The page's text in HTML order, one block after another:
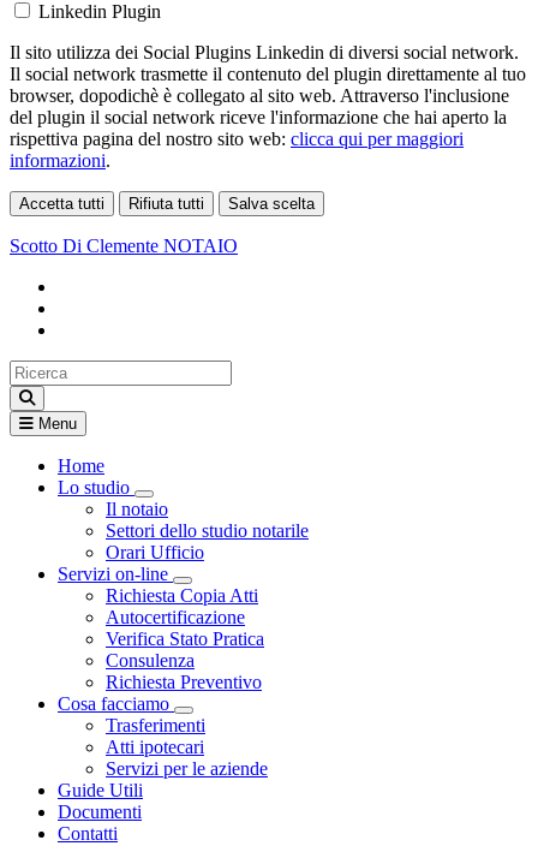
Linkedin Plugin
Il sito utilizza dei Social Plugins Linkedin di diversi social network.
Il social network trasmette il contenuto del plugin direttamente al tuo
browser, dopodichè è collegato al sito web. Attraverso l'inclusione
del plugin il social network riceve l'informazione che hai aperto la
rispettiva pagina del nostro sito web: clicca qui per maggiori
informazioni.
Accetta tutti Rifiuta tutti Salva scelta
Scotto Di Clemente NOTAIO
Menu
Home
Lo studio
Visualizza menù di secondo livello
Il notaio
Settori dello studio notarile
Orari Ufficio
Servizi on-line
Visualizza menù di secondo livello
Richiesta Copia Atti
Autocertificazione
Verifica Stato Pratica
Consulenza
Richiesta Preventivo
Cosa facciamo
Visualizza menù di secondo livello
Trasferimenti
Atti ipotecari
Servizi per le aziende
Guide Utili
Documenti
Contatti